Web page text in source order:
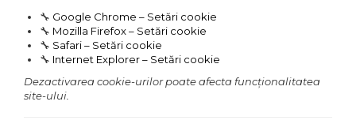
🔧 Google Chrome – Setări cookie
🔧 Mozilla Firefox – Setări cookie
🔧 Safari – Setări cookie
🔧 Internet Explorer – Setări cookie
Dezactivarea cookie-urilor poate afecta funcționalitatea
site-ului.